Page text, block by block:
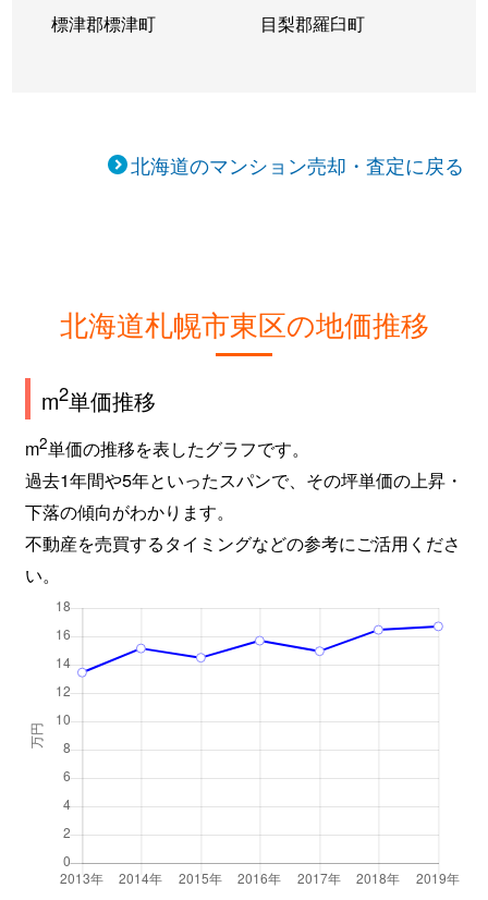
標津郡標津町 目梨郡羅臼町
北海道のマンション売却・査定に戻る
北海道札幌市東区の地価推移
m2単価推移
m2単価の推移を表したグラフです。
過去1年間や5年といったスパンで、その坪単価の上昇・
下落の傾向がわかります。
不動産を売買するタイミングなどの参考にご活用くださ
い。